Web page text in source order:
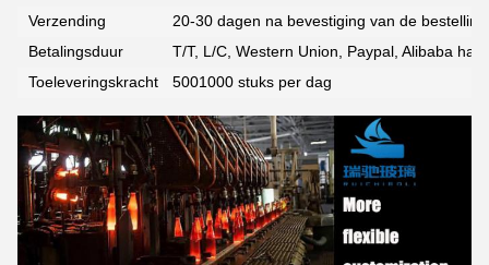
Laat een bericht achter
We bellen je snel terug!
Verzending
20-30 dagen na bevestiging van de bestelling
Betalingsduur
T/T, L/C, Western Union, Paypal, Alibaba
Toeleveringskracht
5001000 stuks per dag